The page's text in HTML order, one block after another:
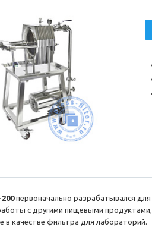
первоначально разрабатывался
с другими пищевыми
в качестве фильтра для лабораторий.